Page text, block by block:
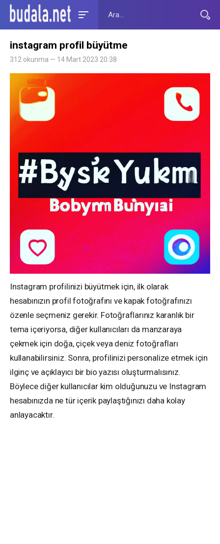
instagram profil büyütme
312 okunma — 14 Mart 2023 20:38
Instagram profilinizi büyütmek için, ilk olarak
hesabınızın profil fotoğrafını ve kapak fotoğrafınızı
özenle seçmeniz gerekir. Fotoğraflarınız karanlık bir
tema içeriyorsa, diğer kullanıcıları da manzaraya
çekmek için doğa, çiçek veya deniz fotoğrafları
kullanabilirsiniz. Sonra, profilinizi personalize etmek için
ilginç ve açıklayıcı bir bio yazısı oluşturmalısınız.
Böylece diğer kullanıcılar kim olduğunuzu ve Instagram
hesabınızda ne tür içerik paylaştığınızı daha kolay
anlayacaktır.